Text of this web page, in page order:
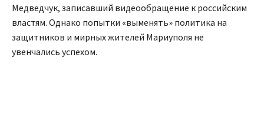
Медведчук, записавший видеообращение к российским
властям. Однако попытки «выменять» политика на
защитников и мирных жителей Мариуполя не
увенчались успехом.